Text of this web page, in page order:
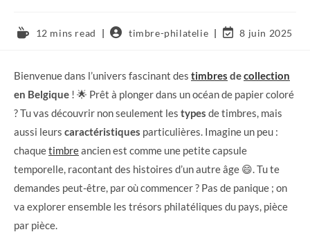
12 mins read timbre-philatelie 8 juin 2025
Bienvenue dans l’univers fascinant des timbres decollection
en Belgique ! 🌟 Prêt à plonger dans un océan de papier coloré
? Tu vas découvrir non seulement les types de timbres, mais
aussi leurs caractéristiques particulières. Imagine un peu :
chaquetimbreancien est comme une petite capsule
temporelle, racontant des histoires d’un autre âge 😄. Tu te
demandes peut-être, par où commencer ? Pas de panique ; on
va explorer ensemble les trésors philatéliques du pays, pièce
par pièce.